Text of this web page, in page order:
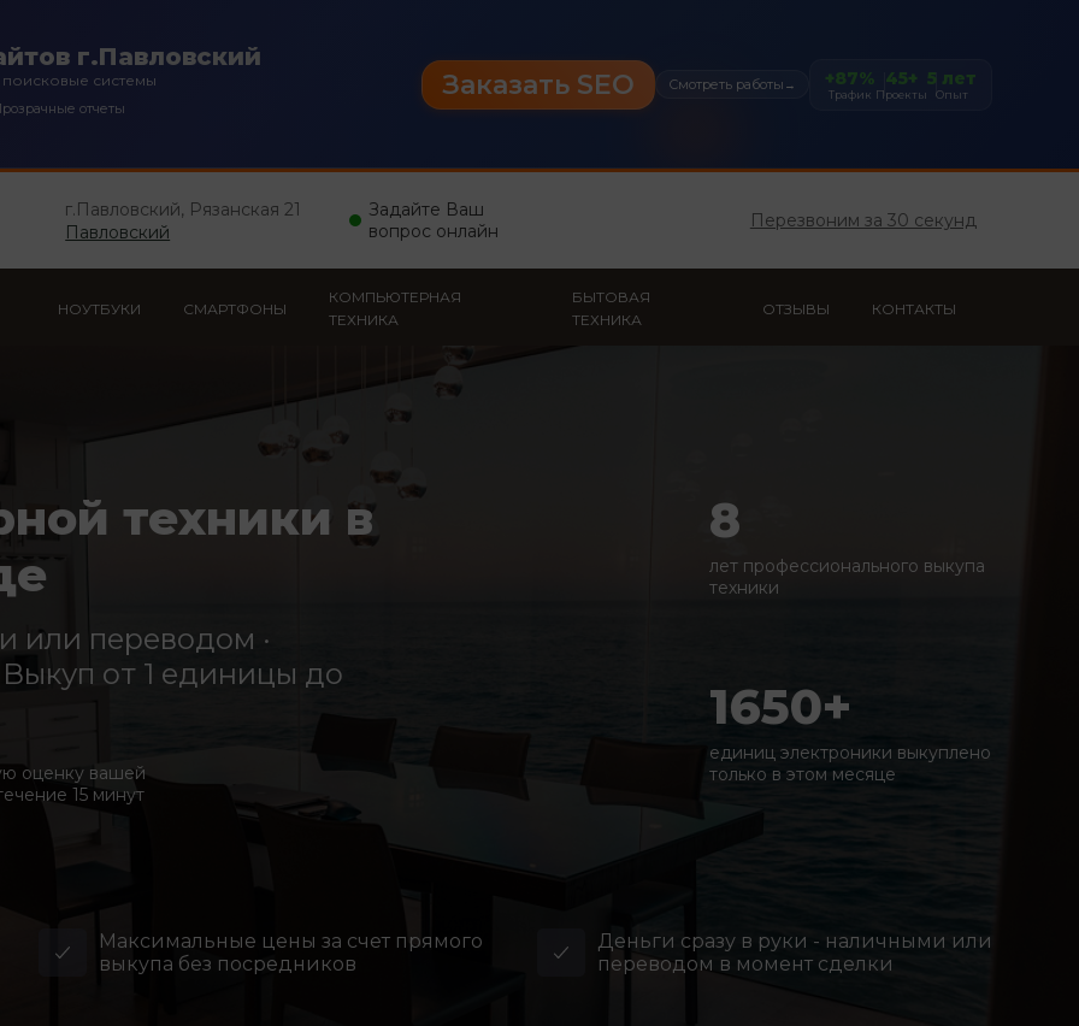
г.Павловский
системы
отчеты
Заказать SEO Смотреть работы → +87%
Трафик
45+
Проекты
5 лет
Опыт
г.Павловский, Рязанская 21
Павловский
Задайте Ваш
вопрос онлайн
Перезвоним за 30 секунд
НОУТБУКИ СМАРТФОНЫ
КОМПЬЮТЕРНАЯ
ТЕХНИКА
БЫТОВАЯ
ТЕХНИКА
ОТЗЫВЫ КОНТАКТЫ
техники в
или переводом ·
от 1 единицы до
оценку вашей
15 минут
8
лет профессионального выкупа
техники
1650+
единиц электроники выкуплено
только в этом месяце
Максимальные цены за счет прямого
выкупа без посредников
Деньги сразу в руки - наличными или
переводом в момент сделки